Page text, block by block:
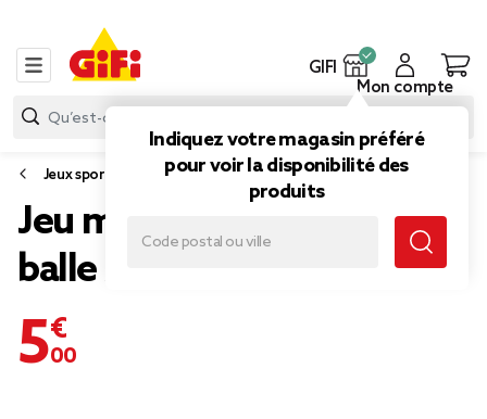
GIFI
Indiquez votre magasin préféré
pour voir la disponibilité des
produits
Mon compte
Jeux sportifs et collectifs
Jeu maillot à scratch avec
balle x2
5,00 €